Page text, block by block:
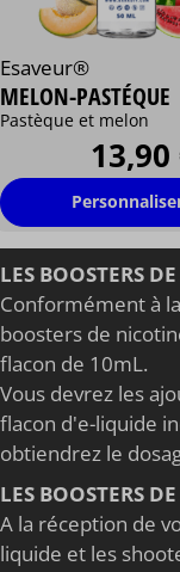
Esaveur®
MELON-PASTÉQUE
Pastèque et melon
13,90
LES BOOSTERS
Conformément à
boosters de
flacon de 10mL.
Vous devrez les
flacon d'e-liquide
obtiendrez le
LES BOOSTERS
A la réception de
liquide et les